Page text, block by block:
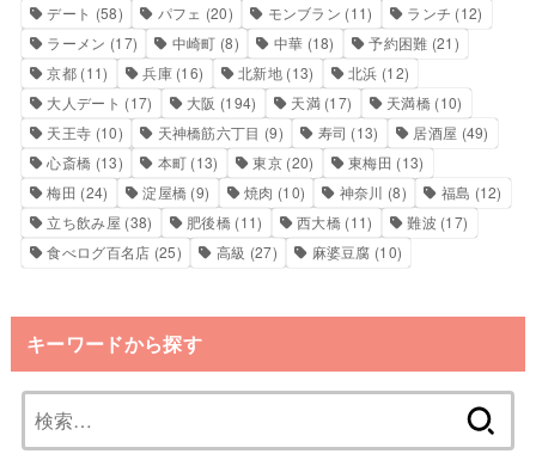
デート (58) パフェ (20) モンブラン (11) ランチ (12)
ラーメン (17) 中崎町 (8) 中華 (18) 予約困難 (21)
京都 (11) 兵庫(16) 北新地(13) 北浜 (12)
大人デート (17) 大阪 (194) 天満(17) 天満橋(10)
天王寺 (10) 天神橋筋六丁目 (9) 寿司 (13) 居酒屋 (49)
心斎橋 (13) 本町 (13) 東京(20) 東梅田 (13)
梅田 (24) 淀屋橋 (9) 焼肉 (10) 神奈川 (8) 福島 (12)
立ち飲み屋 (38) 肥後橋 (11) 西大橋 (11) 難波 (17)
食べログ百名店 (25) 高級 (27) 麻婆豆腐 (10)
キーワードから探す
索: